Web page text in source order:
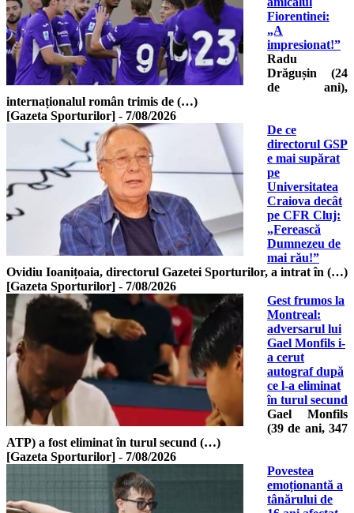
Fiorentinei:
„A
impresionat!”
Radu
Drăgușin (24
de ani),
internaționalul român trimis de (…)
[Gazeta Sporturilor] - 7/08/2026
De ce
directorul GSP
e mai supărat
pe
Universitatea
Craiova decât
pe CFR Cluj:
„Ferească
Dumnezeu de
mai rău!”
Ovidiu Ioanițoaia, directorul Gazetei Sporturilor, a intrat în (…)
[Gazeta Sporturilor] - 7/08/2026
Gest frumos la
Montreal:
adversarul lui
Gael Monfils i-
a cerut
autograf după
ce l-a eliminat
în turul secund
Gael Monfils
(39 de ani, 347
ATP) a fost eliminat în turul secund (…)
[Gazeta Sporturilor] - 7/08/2026
Povestea
emoționantă a
tânărului de